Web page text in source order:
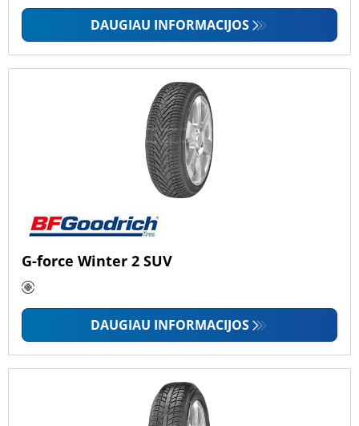
DAUGIAU INFORMACIJOS
G-force Winter 2 SUV
DAUGIAU INFORMACIJOS